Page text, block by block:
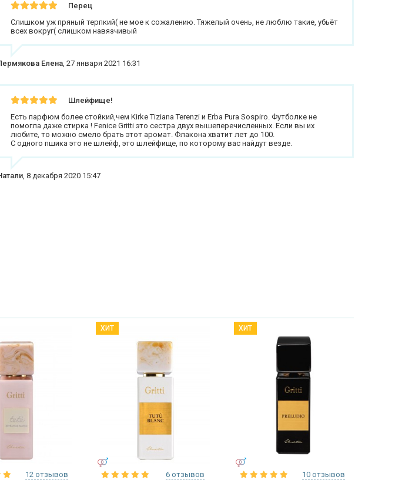
Перец
Слишком уж пряный терпкий( не мое к сожалению. Тяжелый очень, не люблю такие, убьёт
всех вокруг( слишком навязчивый
Елена,27 января 2021 16:31
Шлейфище!
Есть парфюм более стойкий,чем Kirke Tiziana Terenzi и Erba Pura Sospiro. Футболке не
помогла даже стирка ! Fenice Gritti это сестра двух вышеперечисленных. Если вы их
любите, то можно смело брать этот аромат. Флакона хватит лет до 100.
С одного пшика это не шлейф, это шлейфище, по которому вас найдут везде.
,8 декабря 2020 15:47
12 отзывов
ХИТ
УНИСЕКС
6 отзывов
ХИТ
10 отзывов